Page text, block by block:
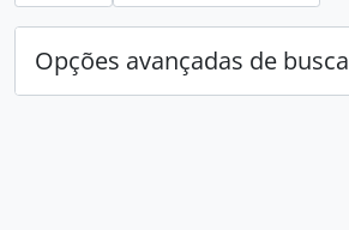
Opções avançadas de busca